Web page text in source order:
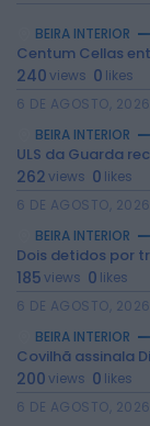
2026
BEIRA INTERIOR
Centum Cellas
240views 0 likes
6 DE AGOSTO, 2026
BEIRA INTERIOR
ULS da Guarda
262views 0 likes
6 DE AGOSTO, 2026
BEIRA INTERIOR
Dois detidos por
185views 0 likes
6 DE AGOSTO, 2026
BEIRA INTERIOR
Covilhã assinala
200views 0 likes
6 DE AGOSTO, 2026